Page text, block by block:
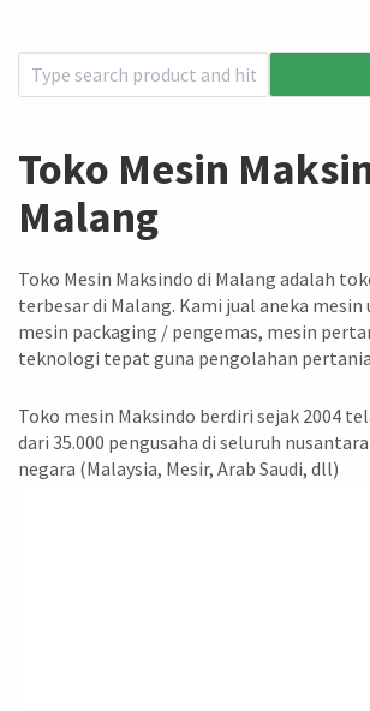
Toko Mesin
Malang
Toko Mesin Maksindo di Malang adalah
terbesar di Malang. Kami jual aneka mesin
mesin packaging / pengemas, mesin
teknologi tepat guna pengolahan
Toko mesin Maksindo berdiri sejak 2004
dari 35.000 pengusaha di seluruh
negara (Malaysia, Mesir, Arab Saudi, dll)